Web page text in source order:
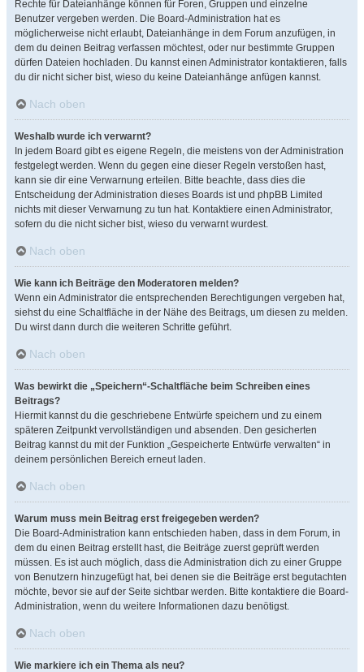
Rechte für Dateianhänge können für Foren, Gruppen und einzelne
Benutzer vergeben werden. Die Board-Administration hat es
möglicherweise nicht erlaubt, Dateianhänge in dem Forum anzufügen, in
dem du deinen Beitrag verfassen möchtest, oder nur bestimmte Gruppen
dürfen Dateien hochladen. Du kannst einen Administrator kontaktieren, falls
du dir nicht sicher bist, wieso du keine Dateianhänge anfügen kannst.
Nach oben
Weshalb wurde ich verwarnt?
In jedem Board gibt es eigene Regeln, die meistens von der Administration
festgelegt werden. Wenn du gegen eine dieser Regeln verstoßen hast,
kann sie dir eine Verwarnung erteilen. Bitte beachte, dass dies die
Entscheidung der Administration dieses Boards ist und phpBB Limited
nichts mit dieser Verwarnung zu tun hat. Kontaktiere einen Administrator,
sofern du die nicht sicher bist, wieso du verwarnt wurdest.
Nach oben
Wie kann ich Beiträge den Moderatoren melden?
Wenn ein Administrator die entsprechenden Berechtigungen vergeben hat,
siehst du eine Schaltfläche in der Nähe des Beitrags, um diesen zu melden.
Du wirst dann durch die weiteren Schritte geführt.
Nach oben
Was bewirkt die „Speichern“-Schaltfläche beim Schreiben eines
Beitrags?
Hiermit kannst du die geschriebene Entwürfe speichern und zu einem
späteren Zeitpunkt vervollständigen und absenden. Den gesicherten
Beitrag kannst du mit der Funktion „Gespeicherte Entwürfe verwalten“ in
deinem persönlichen Bereich erneut laden.
Nach oben
Warum muss mein Beitrag erst freigegeben werden?
Die Board-Administration kann entschieden haben, dass in dem Forum, in
dem du einen Beitrag erstellt hast, die Beiträge zuerst geprüft werden
müssen. Es ist auch möglich, dass die Administration dich zu einer Gruppe
von Benutzern hinzugefügt hat, bei denen sie die Beiträge erst begutachten
möchte, bevor sie auf der Seite sichtbar werden. Bitte kontaktiere die Board-
Administration, wenn du weitere Informationen dazu benötigst.
Nach oben
Wie markiere ich ein Thema als neu?